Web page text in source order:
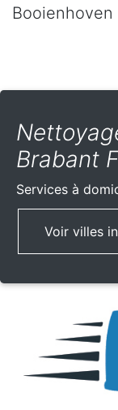
Brabant
Services à
Voir villes